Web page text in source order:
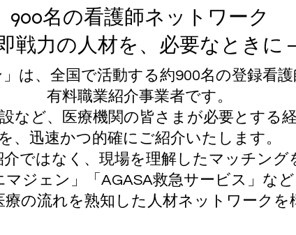
900名の看護師ネットワーク
戦力の人材を、必要なときに
」は、全国で活動する約900名の登録看
有料職業紹介事業者です。
など、医療機関の皆さまが必要とする
を、迅速かつ的確にご紹介いたします。
介ではなく、現場を理解したマッチング
ジェン」「AGASA救急サービス」な
療の流れを熟知した人材ネットワークを